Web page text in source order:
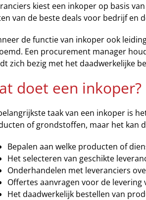
kiest een inkoper op basis
van de beste deals voor bedrijf en
de functie van inkoper ook
Een procurement manager
zich bezig met het daadwerkelijke
doet een inkoper?
taak van een inkoper is
of grondstoffen, maar het kan
Bepalen aan welke producten of
Het selecteren van geschikte
Onderhandelen met leveranciers
Offertes aanvragen voor de
Het daadwerkelijk bestellen van